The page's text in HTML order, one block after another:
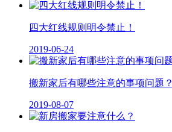
四大红线规则明令禁止！
2019-06-24
搬新家后有哪些注意的事项问题？
2019-08-07